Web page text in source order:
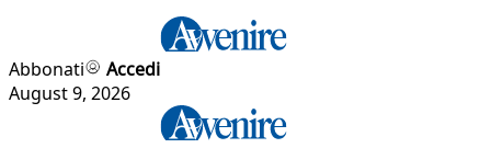
Abbonati
Accedi
August 9, 2026